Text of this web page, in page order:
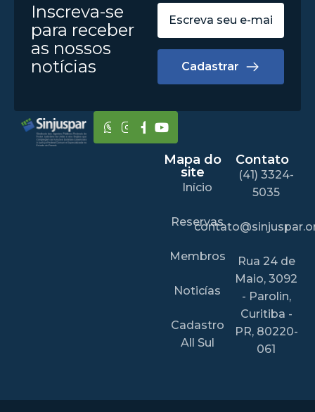
Inscreva-se
para receber
as nossos
notícias
Cadastrar
Mapa do
site
Início
Reservas
Membros
Noticías
Cadastro
All Sul
Contato
(41) 3324-
5035
Rua 24 de
Maio, 3092
- Parolin,
Curitiba -
PR, 80220-
061